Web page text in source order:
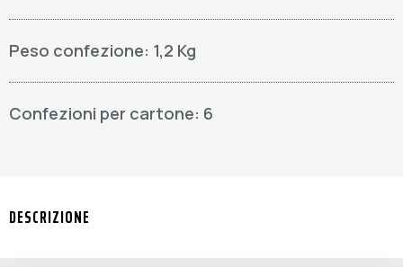
Peso confezione: 1,2 Kg
Confezioni per cartone: 6
DESCRIZIONE